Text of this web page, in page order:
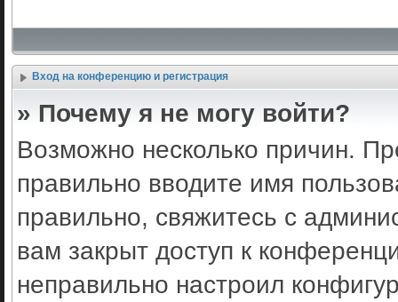
Вход на конференцию и регистрация
» Почему я не могу войти?
Возможно несколько причин.
правильно вводите имя
правильно, свяжитесь с
вам закрыт доступ к
неправильно настроил